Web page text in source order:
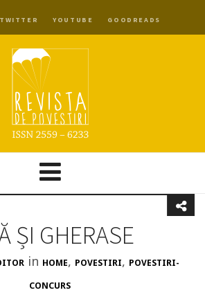
TWITTER YOUTUBE GOODREADS
ȘI GHERASE
in HOME, POVESTIRI, POVESTIRI-
CONCURS